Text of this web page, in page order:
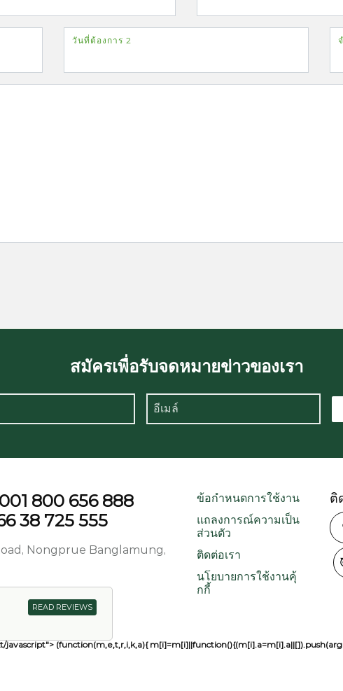
วันที่ต้องการ 2
สมัครเพื่อรับจดหมายข่าวของเรา
800 656 888
38 725 555
Nongprue Banglamung,
READ REVIEWS
(function(m,e,t,r,i,k,a){
ข้อกำหนดการใช้งาน
แถลงการณ์ความเป็น
ส่วนตัว
ติดต่อเรา
นโยบายการใช้งานคุ้
กกี้
ติ